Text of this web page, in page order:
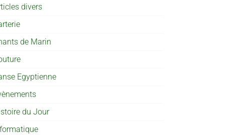
divers
de Marin
Egyptienne
du Jour